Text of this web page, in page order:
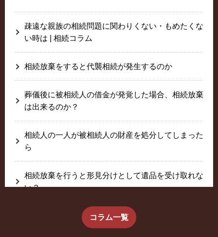
疎遠な親族の相続問題に関わりくない・もめたくな
い時は | 相続コラム
相続放棄をすると代襲相続が発生するのか
葬儀後に被相続人の借金が発覚した場合、相続放棄
は出来るのか？
相続人の一人が被相続人の財産を処分してしまった
ら
相続放棄を行うと形見分けとして遺品を受け取れな
い？
生前に相続放棄すると約束した念書は有効か？
コラム一覧